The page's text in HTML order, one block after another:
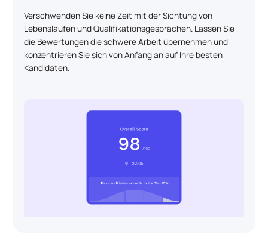
Verschwenden Sie keine Zeit mit der Sichtung von
Lebensläufen und Qualifikationsgesprächen. Lassen Sie
die Bewertungen die schwere Arbeit übernehmen und
konzentrieren Sie sich von Anfang an auf Ihre besten
Kandidaten.